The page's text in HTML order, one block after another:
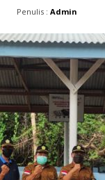
Penulis : Admin